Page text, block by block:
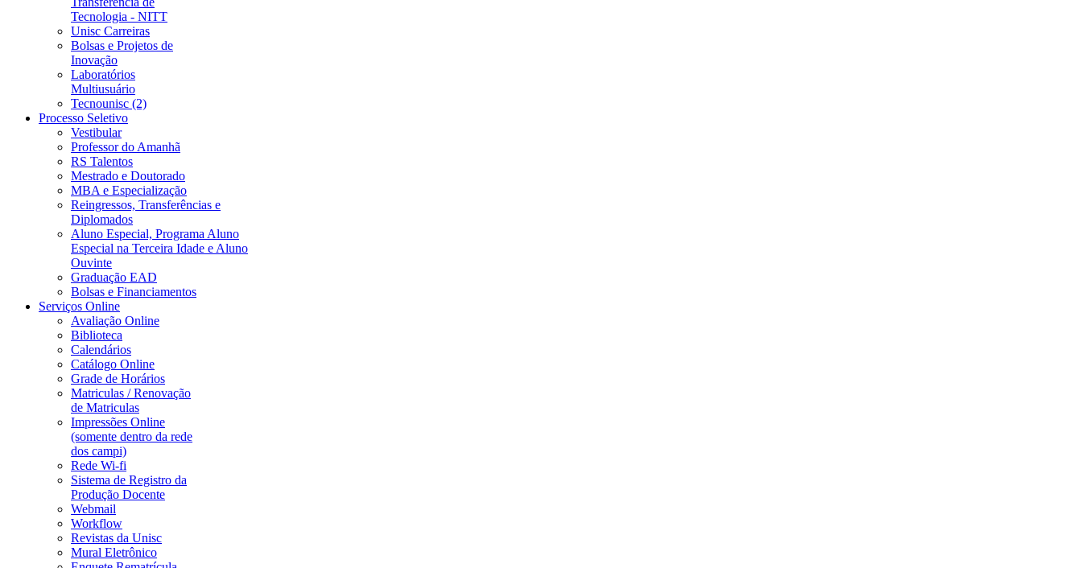
Tecnologia - NITT
Unisc Carreiras
Bolsas e Projetos de
Inovação
Laboratórios
Multiusuário
Tecnounisc (2)
Processo Seletivo
Vestibular
Professor do Amanhã
RS Talentos
Mestrado e Doutorado
MBA e Especialização
Reingressos, Transferências e
Diplomados
Aluno Especial, Programa Aluno
Especial na Terceira Idade e Aluno
Ouvinte
Graduação EAD
Bolsas e Financiamentos
Serviços Online
Avaliação Online
Biblioteca
Calendários
Catálogo Online
Grade de Horários
Matriculas / Renovação
de Matriculas
Impressões Online
(somente dentro da rede
dos campi)
Rede Wi-fi
Sistema de Registro da
Produção Docente
Webmail
Workflow
Revistas da Unisc
Mural Eletrônico